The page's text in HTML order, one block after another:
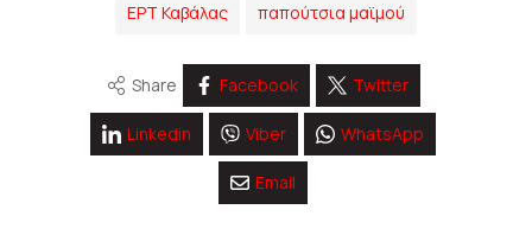
ΕΡΤ Καβάλας παπούτσια μαϊμού
Share Facebook Twitter
Linkedin Viber WhatsApp
Email